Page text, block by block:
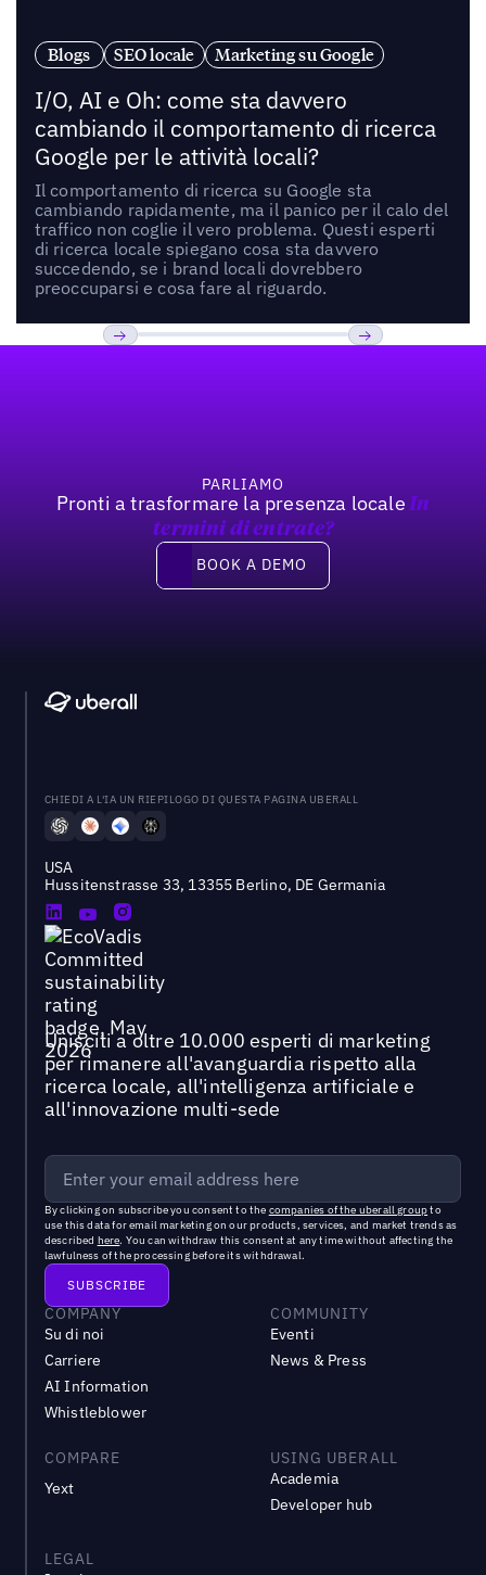
Blogs SEO locale Marketing su Google
I/O, AI e Oh: come sta davvero
cambiando il comportamento di ricerca
Google per le attività locali?
Il comportamento di ricerca su Google sta
cambiando rapidamente, ma il panico per il calo del
traffico non coglie il vero problema. Questi esperti
di ricerca locale spiegano cosa sta davvero
succedendo, se i brand locali dovrebbero
preoccuparsi e cosa fare al riguardo.
PARLIAMO
Pronti a trasformare la presenza locale In
termini di entrate?
Book a demo
BOOK A DEMO
CHIEDI A L'IA UN RIEPILOGO DI QUESTA PAGINA UBERALL
USA
Hussitenstrasse 33, 13355 Berlino, DE Germania
Unisciti a oltre 10.000 esperti di marketing
per rimanere all'avanguardia rispetto alla
ricerca locale, all'intelligenza artificiale e
all'innovazione multi-sede
By clicking on subscribe you consent to the companies of the uberall groupto
use this data for email marketing on our products, services, and market trends as
described here. You can withdraw this consent at any time without affecting the
lawfulness of the processing before its withdrawal.
COMPANY
Su di noi
Carriere
AI Information
Whistleblower
COMMUNITY
Eventi
News & Press
COMPARE
Yext
USING UBERALL
Academia
Developer hub
LEGAL